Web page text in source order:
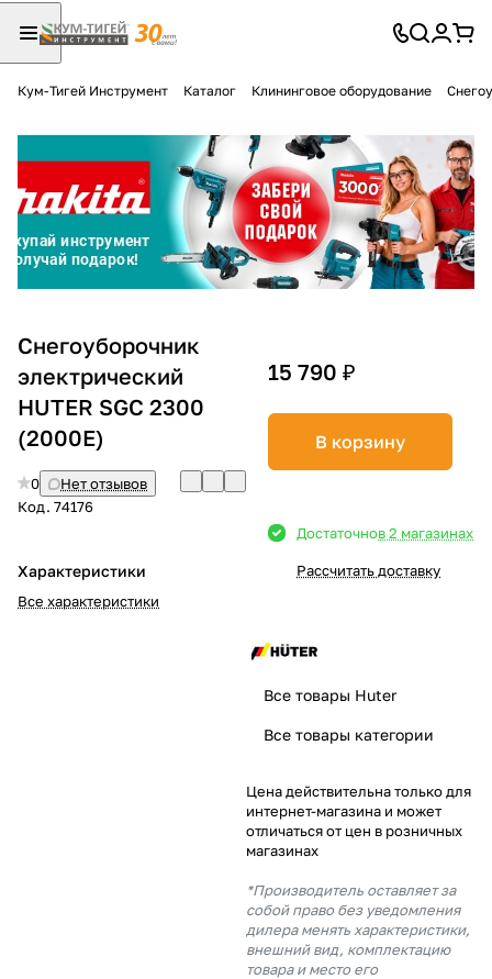
Кум-Тигей Инструмент Каталог Клининговое оборудование
Снегоуборочник
электрический
HUTER SGC 2300
(2000E)
0
Нет отзывов
Код. 74176
Характеристики
Все характеристики
15 790 ₽
В корзину
Достаточнов 2 магазинах
Рассчитать доставку
Все товары Huter
Все товары категории
Цена действительна только для
интернет-магазина и может
отличаться от цен в розничных
магазинах
*Производитель оставляет за
собой право без уведомления
дилера менять характеристики,
внешний вид, комплектацию
товара и место его
Разбейте
оплатуна части
без переплат
График платежей
Сегодня
25%
% картой любого банка
% будут
с вашей карты